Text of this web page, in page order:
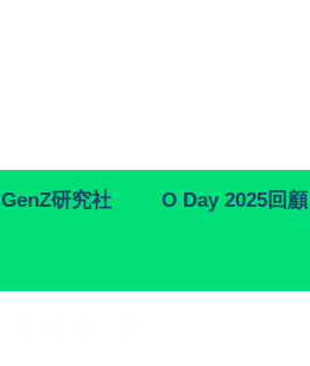
GenZ研究社 O Day 2025回顧